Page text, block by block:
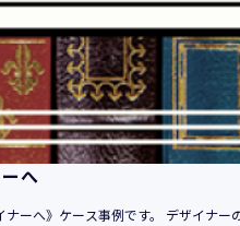
」といいます。）が取得する
メールアドレス、クレジット
特定の個人を識別できる情報
へ
ーへ》ケース事例です。 デザイナー